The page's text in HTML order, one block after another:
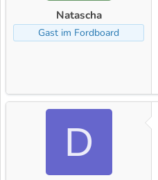
Natascha
Gast im Fordboard
D